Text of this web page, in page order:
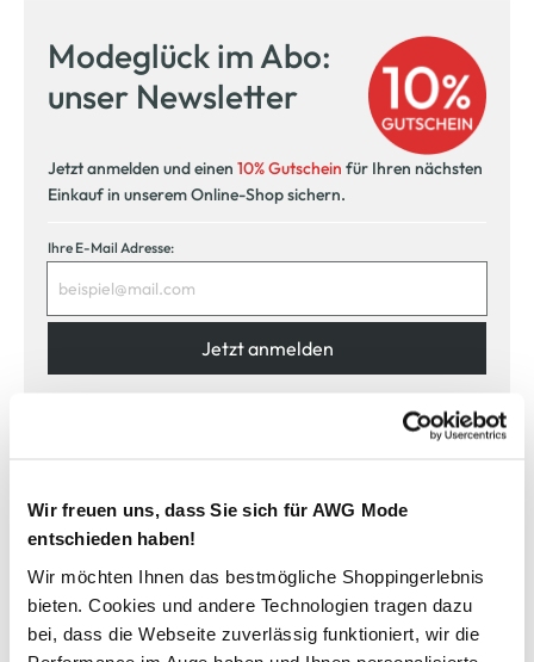
Wir freuen uns, dass Sie sich für AWG Mode
entschieden haben!
Wir möchten Ihnen das bestmögliche Shoppingerlebnis
bieten. Cookies und andere Technologien tragen dazu
bei, dass die Webseite zuverlässig funktioniert, wir die
Modeglück im Abo:
unser Newsletter
Jetzt anmelden und einen 10% Gutschein für Ihren nächsten
Einkauf in unserem Online-Shop sichern.
Ihre E-Mail Adresse:
Jetzt anmelden
jederzeit durch einen Klick auf den Abmeldelink im Newsletter widerrufen. Ich
Sicher bezahlen